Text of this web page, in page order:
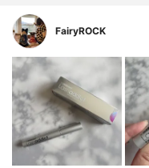
FairyROCK